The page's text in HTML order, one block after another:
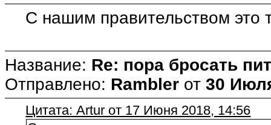
С нашим правительством это
Название: Re: пора бросать
Отправлено: Rambler от 30
Цитата: Artur от 17 Июня 2018, 14:56